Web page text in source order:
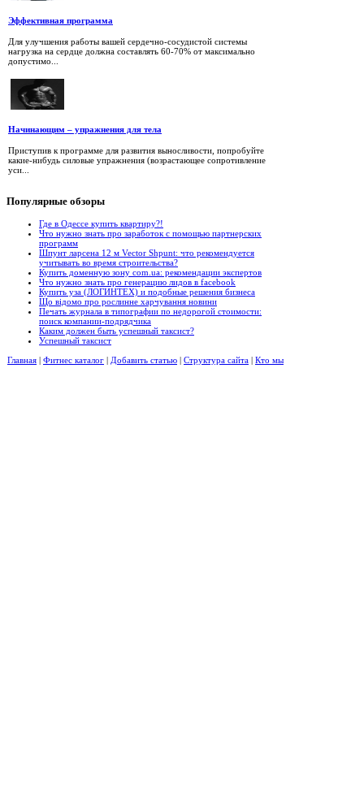
Эффективная программа
Для улучшения работы вашей сердечно-сосудистой системы
нагрузка на сердце должна составлять 60-70% от максимально
допустимо...
Начинающим – упражнения для тела
Приступив к программе для развития выносливости, попробуйте
какие-нибудь силовые упражнения (возрастающее сопротивление
уси...
Популярные обзоры
Где в Одессе купить квартиру?!
Что нужно знать про заработок с помощью партнерских
программ
Шпунт ларсена 12 м Vector Shpunt: что рекомендуется
учитывать во время строительства?
Купить доменную зону com.ua: рекомендации экспертов
Что нужно знать про генерацию лидов в facebook
Купить уза (ЛОГИНТЕХ) и подобные решения бизнеса
Що відомо про рослинне харчування новини
Печать журнала в типографии по недорогой стоимости:
поиск компании-подрядчика
Каким должен быть успешный таксист?
Успешный таксист
Главная | Фитнес каталог | Добавить статью | Структура сайта | Кто мы